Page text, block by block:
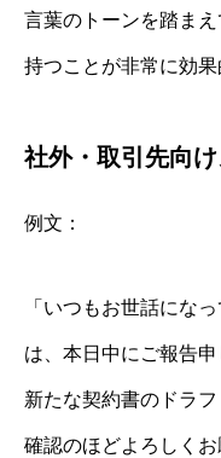
言葉のトーンを踏ま
持つことが非常に効果
社外・取引先向
例文：
「いつもお世話にな
は、本日中にご報告
新たな契約書のドラ
確認のほどよろしくお